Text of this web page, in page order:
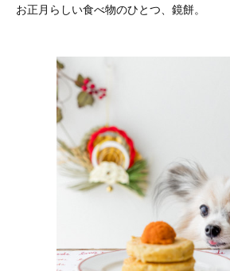
お正月らしい食べ物のひとつ、鏡餅。